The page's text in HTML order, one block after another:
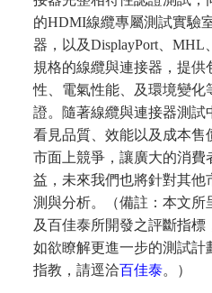
的HDMI線纜專屬測試實驗
器，以及DisplayPort、MHL
規格的線纜與連接器，提供
性、電氣性能、及環境變化
證。隨著線纜與連接器測試
看見品質、效能以及成本售
市面上競爭，讓廣大的消費
益，未來我們也將針對其他
測與分析。（備註：本文所
及百佳泰所開發之評斷指標
如欲瞭解更進一步的測試計
指教，請逕洽百佳泰。）